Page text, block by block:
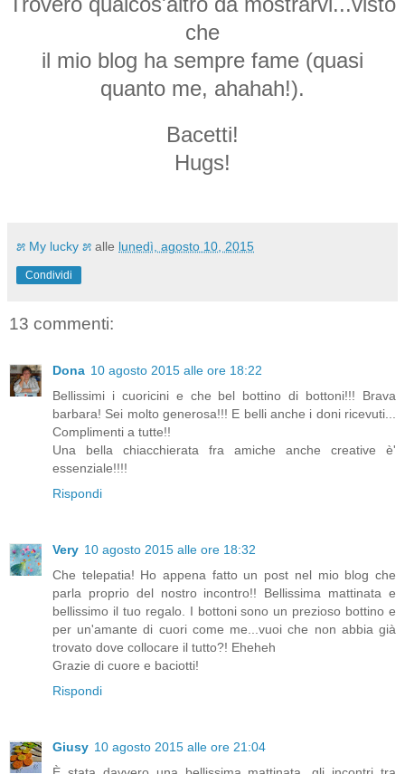
che
il mio blog ha sempre fame (quasi
quanto me, ahahah!).
Bacetti!
Hugs!
೫ My lucky ೫ alle lunedì, agosto 10, 2015
Condividi
13 commenti:
Dona 10 agosto 2015 alle ore 18:22
Bellissimi i cuoricini e che bel bottino di bottoni!!! Brava
barbara! Sei molto generosa!!! E belli anche i doni ricevuti...
Complimenti a tutte!!
Una bella chiacchierata fra amiche anche creative è'
essenziale!!!!
Rispondi
Very 10 agosto 2015 alle ore 18:32
Che telepatia! Ho appena fatto un post nel mio blog che
parla proprio del nostro incontro!! Bellissima mattinata e
bellissimo il tuo regalo. I bottoni sono un prezioso bottino e
per un'amante di cuori come me...vuoi che non abbia già
trovato dove collocare il tutto?! Eheheh
Grazie di cuore e baciotti!
Rispondi
Giusy 10 agosto 2015 alle ore 21:04